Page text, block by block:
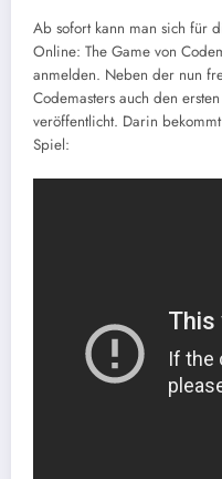
Ab sofort kann man sich für
Online: The Game von
anmelden. Neben der nun
Codemasters auch den
veröffentlicht. Darin
Spiel: